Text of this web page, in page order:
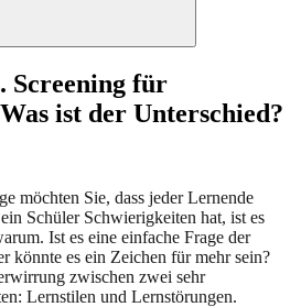
Screening für
ist der Unterschied?
möchten Sie, dass jeder Lernende
Schüler Schwierigkeiten hat, ist es
Ist es eine einfache Frage der
könnte es ein Zeichen für mehr sein?
zwischen zwei sehr
Lernstilen und Lernstörungen.